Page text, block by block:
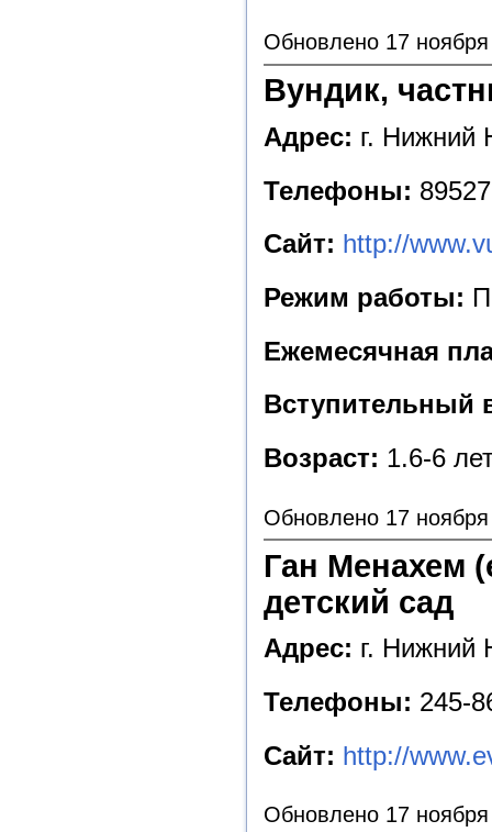
Обновлено 17
Вундик,
Адрес: г. Нижний
Телефоны:
Сайт: http://
Режим работы:
Ежемесячная
Вступительный
Возраст: 1.6-6
Обновлено 17
Ган Менахем
детский сад
Адрес: г. Нижний
Телефоны: 245-
Сайт: http://
Обновлено 17